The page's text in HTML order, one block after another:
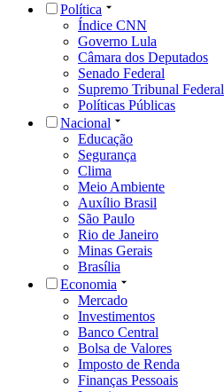
Política
Índice CNN
Governo Lula
Câmara dos Deputados
Senado Federal
Supremo Tribunal Federal
Políticas Públicas
Nacional
Educação
Segurança
Clima
Meio Ambiente
Auxílio Brasil
São Paulo
Rio de Janeiro
Minas Gerais
Brasília
Economia
Mercado
Investimentos
Banco Central
Bolsa de Valores
Imposto de Renda
Finanças Pessoais